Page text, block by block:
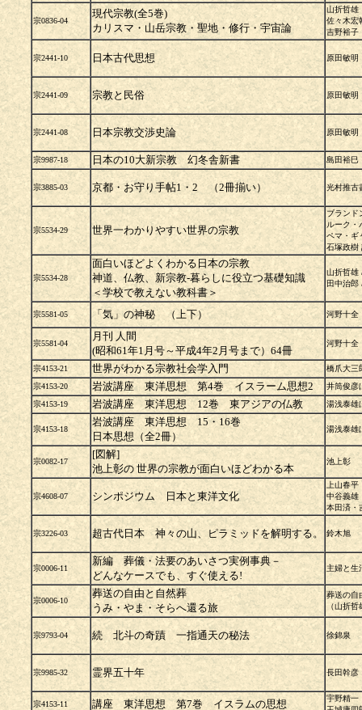
宗0836-04
現代宗教(全5巻)
カリスマ・山岳宗教・聖地・修行・宇宙論
山折哲雄
佐々木宏
吉野裕子
宗2441-10 日本古代思想 原田敏明
宗2441-09 宗教と民俗 原田敏明
宗2441-08 日本宗教交渉史論 原田敏明
宗9987-18 日本の10大新宗教 幻冬舎新書 島田裕巳
宗3885-03 京都・お守り手帖1・2 （2冊揃い） 光村推古
宗5534-29 世界一わかりやすい世界の宗教
ブランド
ルーク・
ペマ・ギ
石塚政樹
宗5534-28
面白いほどよくわかる日本の宗教
神道、仏教、新宗教-暮らしに役立つ基礎知識
＜学校で教えない教科書＞
山折哲
田中治郎
宗5581-05 「気」の神秘 （上下） 河野十全
宗5581-04
月刊 人間
(昭和61年1月号～平成4年2月号まで）64冊
河野十全
宗4153-21 世界がわかる宗教社会学入門
橋爪大三
宗4153-20
岩波講座 東洋思想 第4巻 イスラーム思想2
井筒俊彦
宗4153-19
岩波講座 東洋思想 12巻 東アジアの仏教 湯浅泰雄
宗4153-18
岩波講座 東洋思想 15・16巻
日本思想（全2冊）
湯浅泰雄
宗0082-17
[図解]
池上彰の 世界の宗教が面白いほどわかる本
池上彰
宗4608-07 シンポジウム 日本と東洋文化
上山春
中谷義雄
本田済・
宗3226-03 超古代日本 神々の山、ピラミッドを解明する。 鈴木旭
宗0006-11
新編 葬儀・法要のあいさつ実例事典－
どんなケースでも、すぐ使える!
主婦と生
宗0006-10
葬送の自由と自然葬
うみ・やま・そらへ還る旅
葬送の自
（山折
宗9793-04 続 北斗の奇蹟 一指通天の秘法 徐錦泉
宗9985-32 霊界五十年 長田幹彦
宗4153-11 講座 東洋思想 第7巻 イスラムの思想
宇野精一